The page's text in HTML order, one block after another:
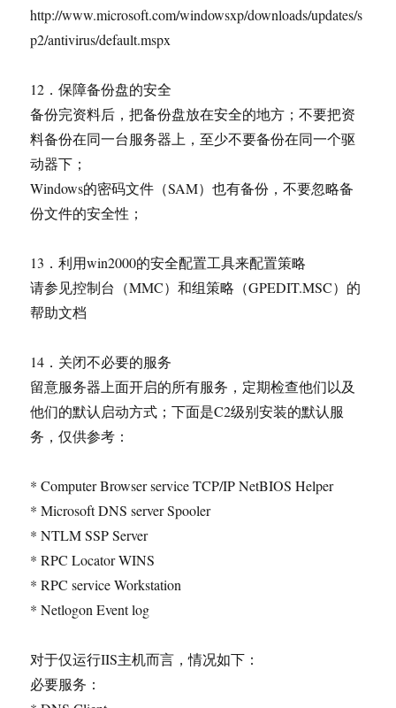
http://www.microsoft.com/windowsxp/downloads/updates/s
p2/antivirus/default.mspx
12．保障备份盘的安全
备份完资料后，把备份盘放在安全的地方；不要把资
料备份在同一台服务器上，至少不要备份在同一个驱
动器下；
Windows的密码文件（SAM）也有备份，不要忽略备
份文件的安全性；
13．利用win2000的安全配置工具来配置策略
请参见控制台（MMC）和组策略（GPEDIT.MSC）的
帮助文档
14．关闭不必要的服务
留意服务器上面开启的所有服务，定期检查他们以及
他们的默认启动方式；下面是C2级别安装的默认服
务，仅供参考：
* Computer Browser service TCP/IP NetBIOS Helper
* Microsoft DNS server Spooler
* NTLM SSP Server
* RPC Locator WINS
* RPC service Workstation
* Netlogon Event log
对于仅运行IIS主机而言，情况如下：
必要服务：